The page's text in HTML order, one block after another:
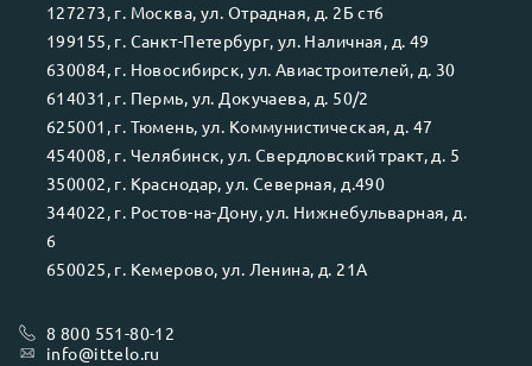
127273, г. Москва, ул. Отрадная, д. 2Б ст6
199155, г. Санкт-Петербург, ул. Наличная, д. 49
630084, г. Новосибирск, ул. Авиастроителей, д. 30
614031 , г. Пермь, ул. Докучаева, д. 50/2
625001 , г. Тюмень, ул. Коммунистическая, д. 47
454008, г. Челябинск, ул. Свердловский тракт, д. 5
350002, г. Краснодар, ул. Северная, д.490
344022, г. Ростов-на-Дону, ул. Нижнебульварная, д.
6
650025, г. Кемерово, ул. Ленина, д. 21А
8 800 551-80-12
info@ittelo.ru